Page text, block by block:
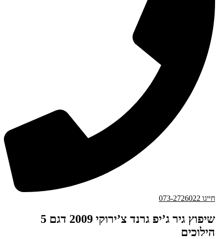
חייגו 073-2726022
שיפוץ גיר ג’יפ גרנד צ’ירוקי 2009 דגם 5
הילוכים